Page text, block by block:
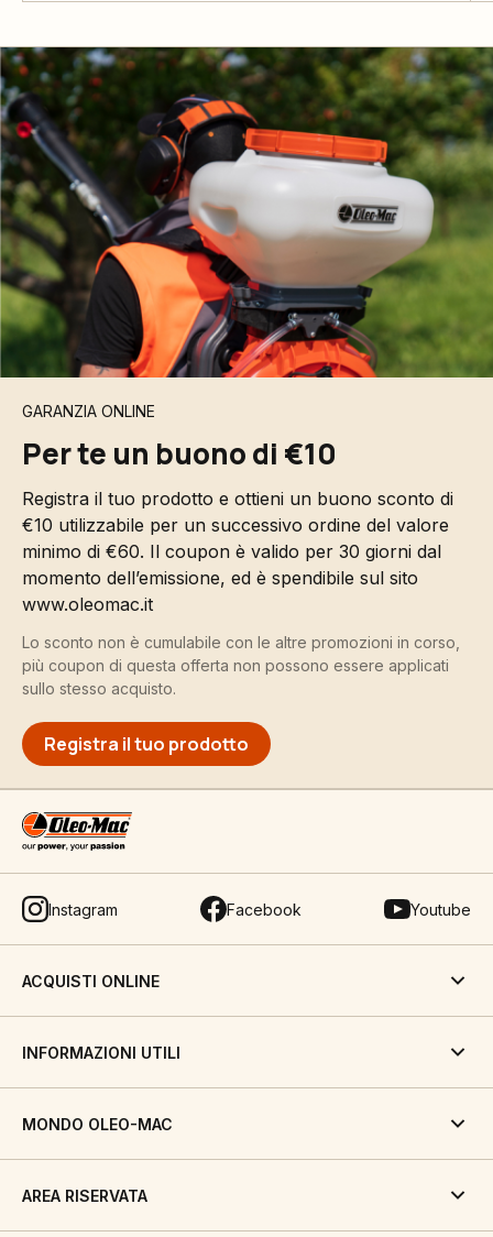
GARANZIA ONLINE
Per te un buono di €10
Registra il tuo prodotto e ottieni un buono sconto di
€10 utilizzabile per un successivo ordine del valore
minimo di €60. Il coupon è valido per 30 giorni dal
momento dell’emissione, ed è spendibile sul sito
www.oleomac.it
Lo sconto non è cumulabile con le altre promozioni in corso,
più coupon di questa offerta non possono essere applicati
sullo stesso acquisto.
Registra il tuo prodotto
Instagram Facebook Youtube
ACQUISTI ONLINE
INFORMAZIONI UTILI
MONDO OLEO-MAC
AREA RISERVATA